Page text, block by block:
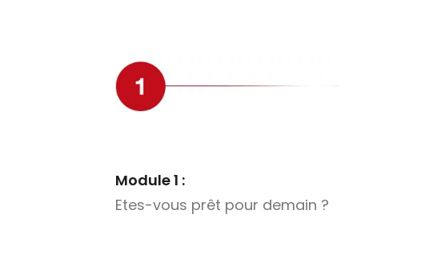
Module 1 :
Etes-vous prêt pour demain ?